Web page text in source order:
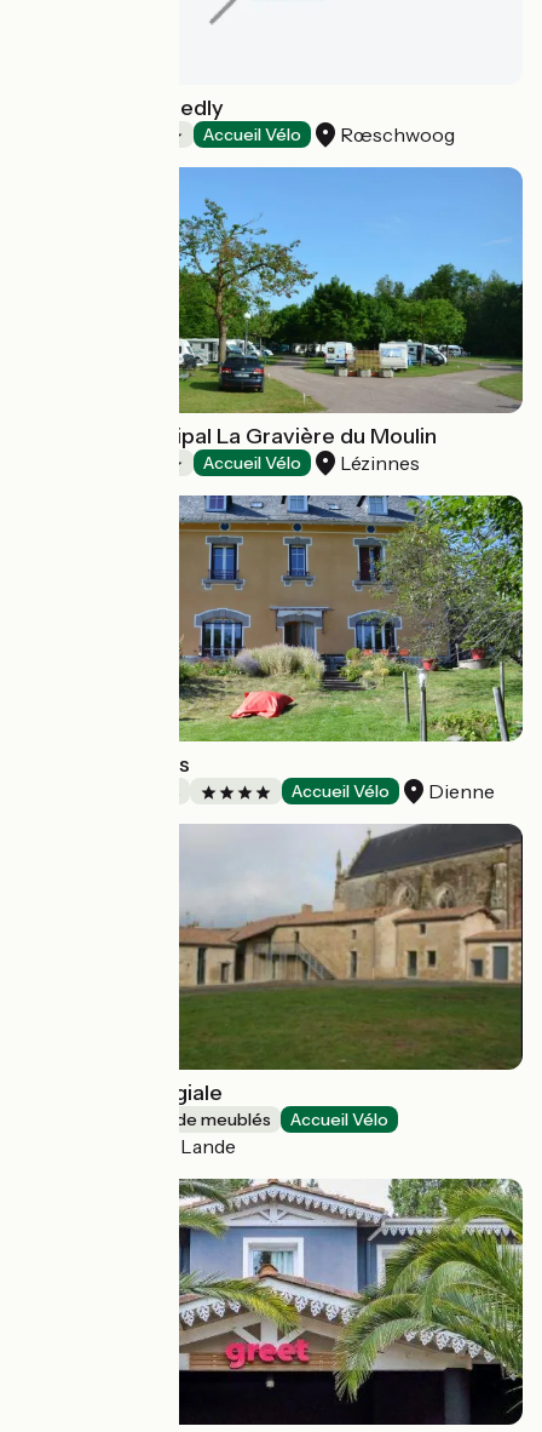
Camping du Staedly
Accueil Vélo Rœschwoog
Camping Municipal La Gravière du Moulin
Accueil Vélo Lézinnes
Monts et Délices
Accueil Vélo Dienne
Gîte de la Collégiale
Gîtes et locations de meublés Accueil Vélo
Saint-Marc-la-Lande